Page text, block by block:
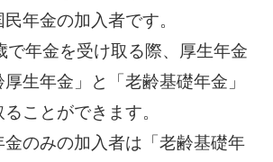
年金の加入者です。
で年金を受け取る際、厚生年金
生年金」と「老齢基礎年金」
ことができます。
金のみの加入者は「老齢基礎年